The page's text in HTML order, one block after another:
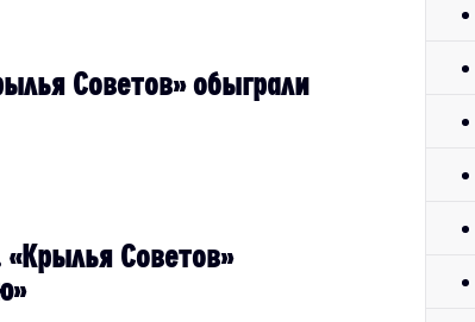
Советов» обыграли
Советов»